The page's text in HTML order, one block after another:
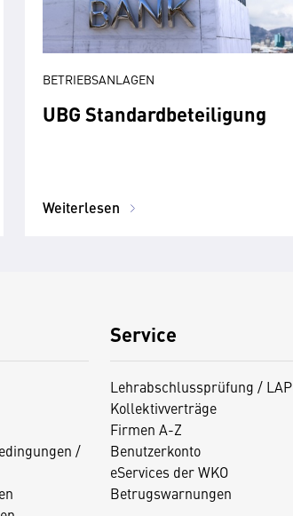
BETRIEBSANLAGEN
UBG Standardbeteiligung
Weiterlesen
/
Service
Lehrabschlussprüfung / LAP
Kollektivverträge
Firmen A-Z
Benutzerkonto
eServices der WKO
Betrugswarnungen